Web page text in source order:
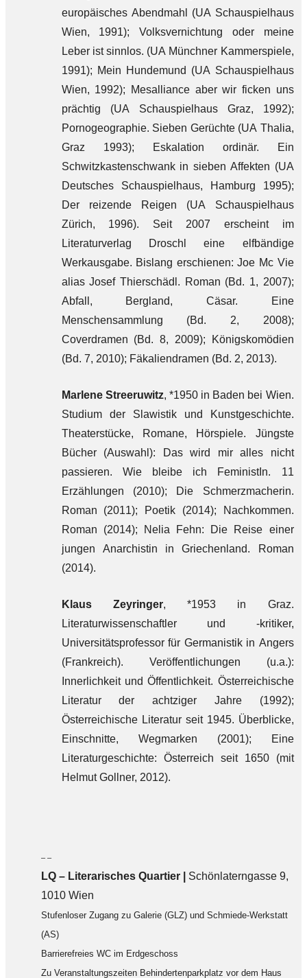
europäisches Abendmahl (UA Schauspielhaus
Wien, 1991); Volksvernichtung oder meine
Leber ist sinnlos. (UA Münchner Kammerspiele,
1991); Mein Hundemund (UA Schauspielhaus
Wien, 1992); Mesalliance aber wir ficken uns
prächtig (UA Schauspielhaus Graz, 1992);
Pornogeographie. Sieben Gerüchte (UA Thalia,
Graz 1993); Eskalation ordinär. Ein
Schwitzkastenschwank in sieben Affekten (UA
Deutsches Schauspielhaus, Hamburg 1995);
Der reizende Reigen (UA Schauspielhaus
Zürich, 1996). Seit 2007 erscheint im
Literaturverlag Droschl eine elfbändige
Werkausgabe. Bislang erschienen: Joe Mc Vie
alias Josef Thierschädl. Roman (Bd. 1, 2007);
Abfall, Bergland, Cäsar. Eine
Menschensammlung (Bd. 2, 2008);
Coverdramen (Bd. 8, 2009); Königskomödien
(Bd. 7, 2010); Fäkaliendramen (Bd. 2, 2013).
Marlene Streeruwitz, *1950 in Baden bei Wien.
Studium der Slawistik und Kunstgeschichte.
Theaterstücke, Romane, Hörspiele. Jüngste
Bücher (Auswahl): Das wird mir alles nicht
passieren. Wie bleibe ich FeministIn. 11
Erzählungen (2010); Die Schmerzmacherin.
Roman (2011); Poetik (2014); Nachkommen.
Roman (2014); Nelia Fehn: Die Reise einer
jungen Anarchistin in Griechenland. Roman
(2014).
Klaus Zeyringer, *1953 in Graz.
Literaturwissenschaftler und -kritiker,
Universitätsprofessor für Germanistik in Angers
(Frankreich). Veröffentlichungen (u.a.):
Innerlichkeit und Öffentlichkeit. Österreichische
Literatur der achtziger Jahre (1992);
Österreichische Literatur seit 1945. Überblicke,
Einschnitte, Wegmarken (2001); Eine
Literaturgeschichte: Österreich seit 1650 (mit
Helmut Gollner, 2012).
– –
LQ –Literarisches Quartier | Schönlaterngasse 9,
1010 Wien
Stufenloser Zugang zu Galerie (GLZ) und Schmiede-Werkstatt
(AS)
Barrierefreies WC im Erdgeschoss
Zu Veranstaltungszeiten Behindertenparkplatz vor dem Haus